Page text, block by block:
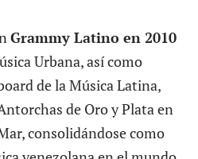
Grammy Latino en 2010
Urbana, así como
de la Música Latina,
de Oro y Plata en
consolidándose como